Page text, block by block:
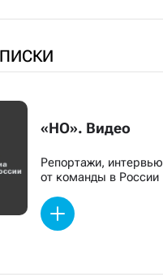
«НО». Видео
Репортажи, интервью
от команды в России